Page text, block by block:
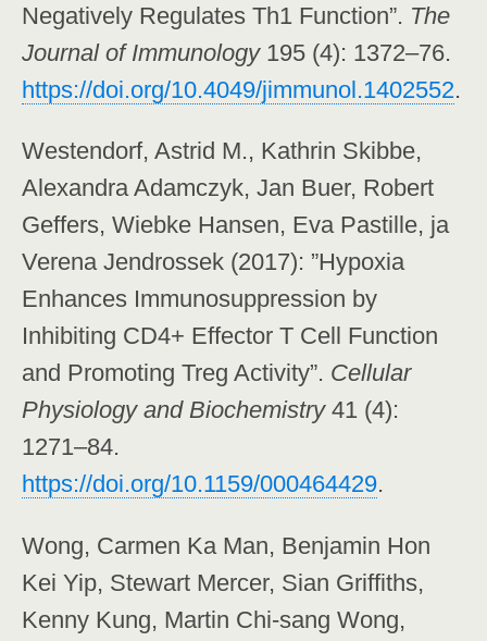
Negatively Regulates Th1 Function”. The
Journal of Immunology195 (4): 1372–76.
https://doi.org/10.4049/jimmunol.1402552.
Westendorf, Astrid M., Kathrin Skibbe,
Alexandra Adamczyk, Jan Buer, Robert
Geffers, Wiebke Hansen, Eva Pastille, ja
Verena Jendrossek (2017): ”Hypoxia
Enhances Immunosuppression by
Inhibiting CD4+ Effector T Cell Function
and Promoting Treg Activity”. Cellular
Physiology and Biochemistry41 (4):
1271–84.
https://doi.org/10.1159/000464429.
Wong, Carmen Ka Man, Benjamin Hon
Kei Yip, Stewart Mercer, Sian Griffiths,
Kenny Kung, Martin Chi-sang Wong,